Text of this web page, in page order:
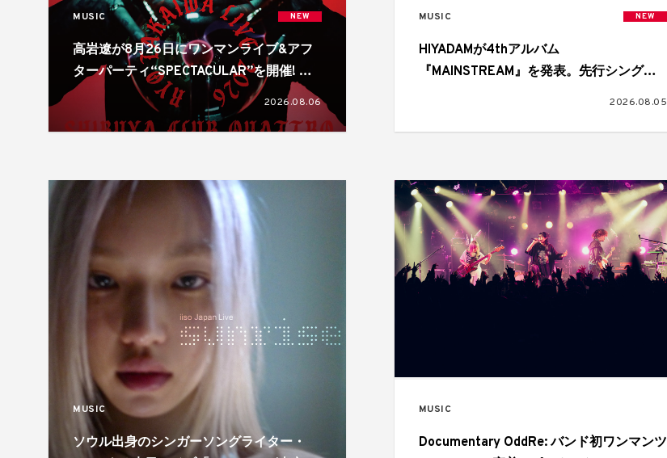
MUSIC NEW
高岩遼が8月26日にワンマンライブ&アフ
ターパーティ“SPECTACULAR”を開催! リ
リースも続々!
2026.08.06
MUSIC NEW
HIYADAMが4thアルバム
『MAINSTREAM』を発表。先行シングル
2026.08.05
MUSIC
ソウル出身のシンガーソングライター・
MUSIC
Documentary OddRe: バンド初ワンマンツ